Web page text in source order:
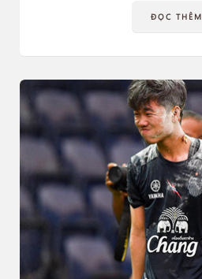
ĐỌC THÊM